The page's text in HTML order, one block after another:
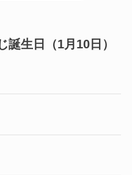
生日（1月10日）